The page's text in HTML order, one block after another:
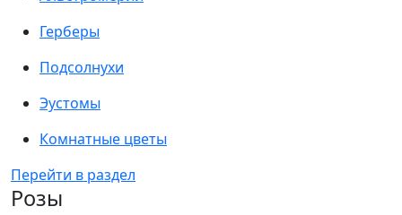
Герберы
Подсолнухи
Эустомы
Комнатные цветы
Перейти в раздел
Розы